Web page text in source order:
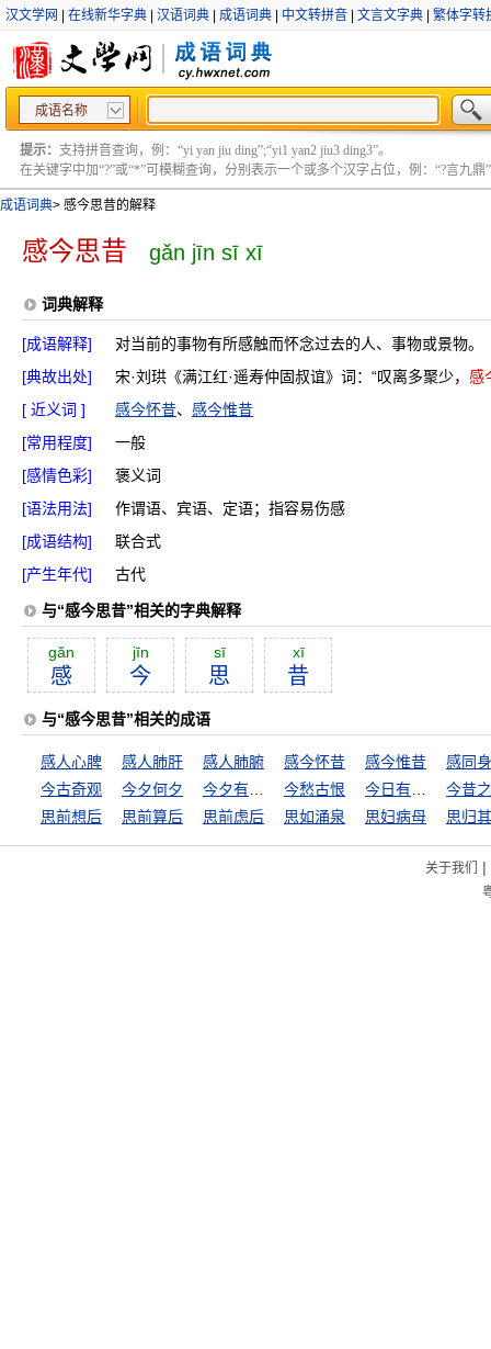
汉文学网 在线新华字典 汉语词典 成语词典 中文转拼音 文言文字典 繁体字转
成语名称
提示： 支持拼音查询，例：“yi yan jiu ding”;“yi1 yan2 jiu3 ding3”。
在关键字中加“?”或“*”可模糊查询，分别表示一个或多个汉字占位，例：“?言九鼎”
成语词典> 感今思昔的解释
感今思昔 gǎn jīn sī xī
词典解释
[成语解释]
对当前的事物有所感触而怀念过去的人、事物或景物。
[典故出处]
宋·刘珙《满江红·遥寿仲固叔谊》词：“叹离多聚少， 感
[ 近义词 ]
感今怀昔、 感今惟昔
[常用程度]
一般
[感情色彩]
褒义词
[语法用法]
作谓语、宾语、定语；指容易伤感
[成语结构]
联合式
[产生年代]
古代
与“感今思昔”相关的字典解释
găn
感
jīn
今
sī
思
xī
昔
与“感今思昔”相关的成语
感人心脾 感人肺肝 感人肺腑 感今怀昔 感今惟昔
感同
今古奇观
今夕何夕 今愁古恨
今昔
思前想后
思前算后 思前虑后 思如涌泉 思妇病母 思归
关于我们 |